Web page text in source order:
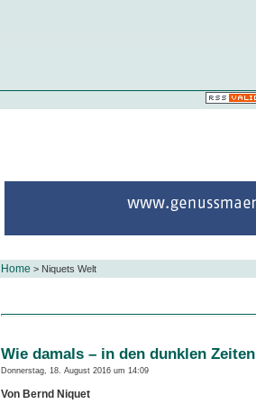
Home > Niquets Welt
Wie damals – in den dunklen Zeiten
Donnerstag, 18. August 2016 um 14:09
Von Bernd Niquet